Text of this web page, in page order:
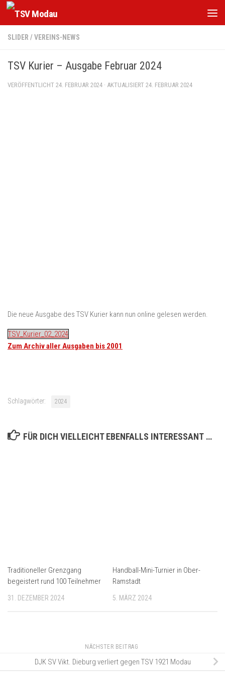
Zum Inhalt springen
SLIDER / VEREINS-NEWS
TSV Kurier – Ausgabe Februar 2024
VERÖFFENTLICHT 24. FEBRUAR 2024 · AKTUALISIERT 24. FEBRUAR 2024
Die neue Ausgabe des TSV Kurier kann nun online gelesen werden.
TSV_Kurier_02_2024
Zum Archiv aller Ausgaben bis 2001
Schlagwörter: 2024
FÜR DICH VIELLEICHT EBENFALLS INTERESSANT …
Traditioneller Grenzgang
begeistert rund 100 Teilnehmer
31. DEZEMBER 2024
Handball-Mini-Turnier in Ober-
Ramstadt
5. MÄRZ 2024
NÄCHSTER BEITRAG
DJK SV Vikt. Dieburg verliert gegen TSV 1921 Modau